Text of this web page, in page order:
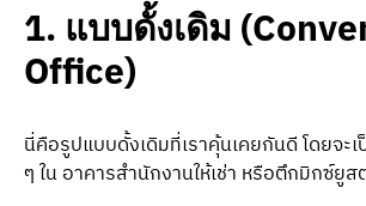
1. แบบดั้งเดิม
Office)
นี่คือรูปแบบดั้งเดิมที่เราคุ้นเคยกันดี โดยจะ
ๆ ใน อาคารสำนักงานให้เช่า หรือตึกมิกซ์ยูส